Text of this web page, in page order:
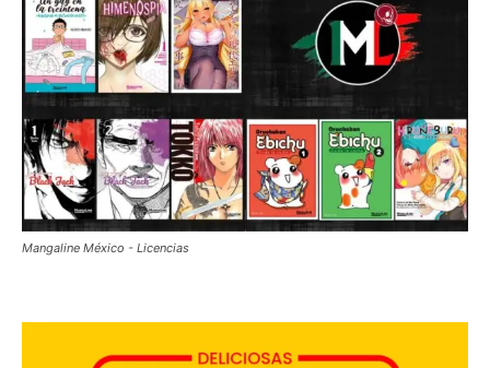
Mangaline México - Licencias